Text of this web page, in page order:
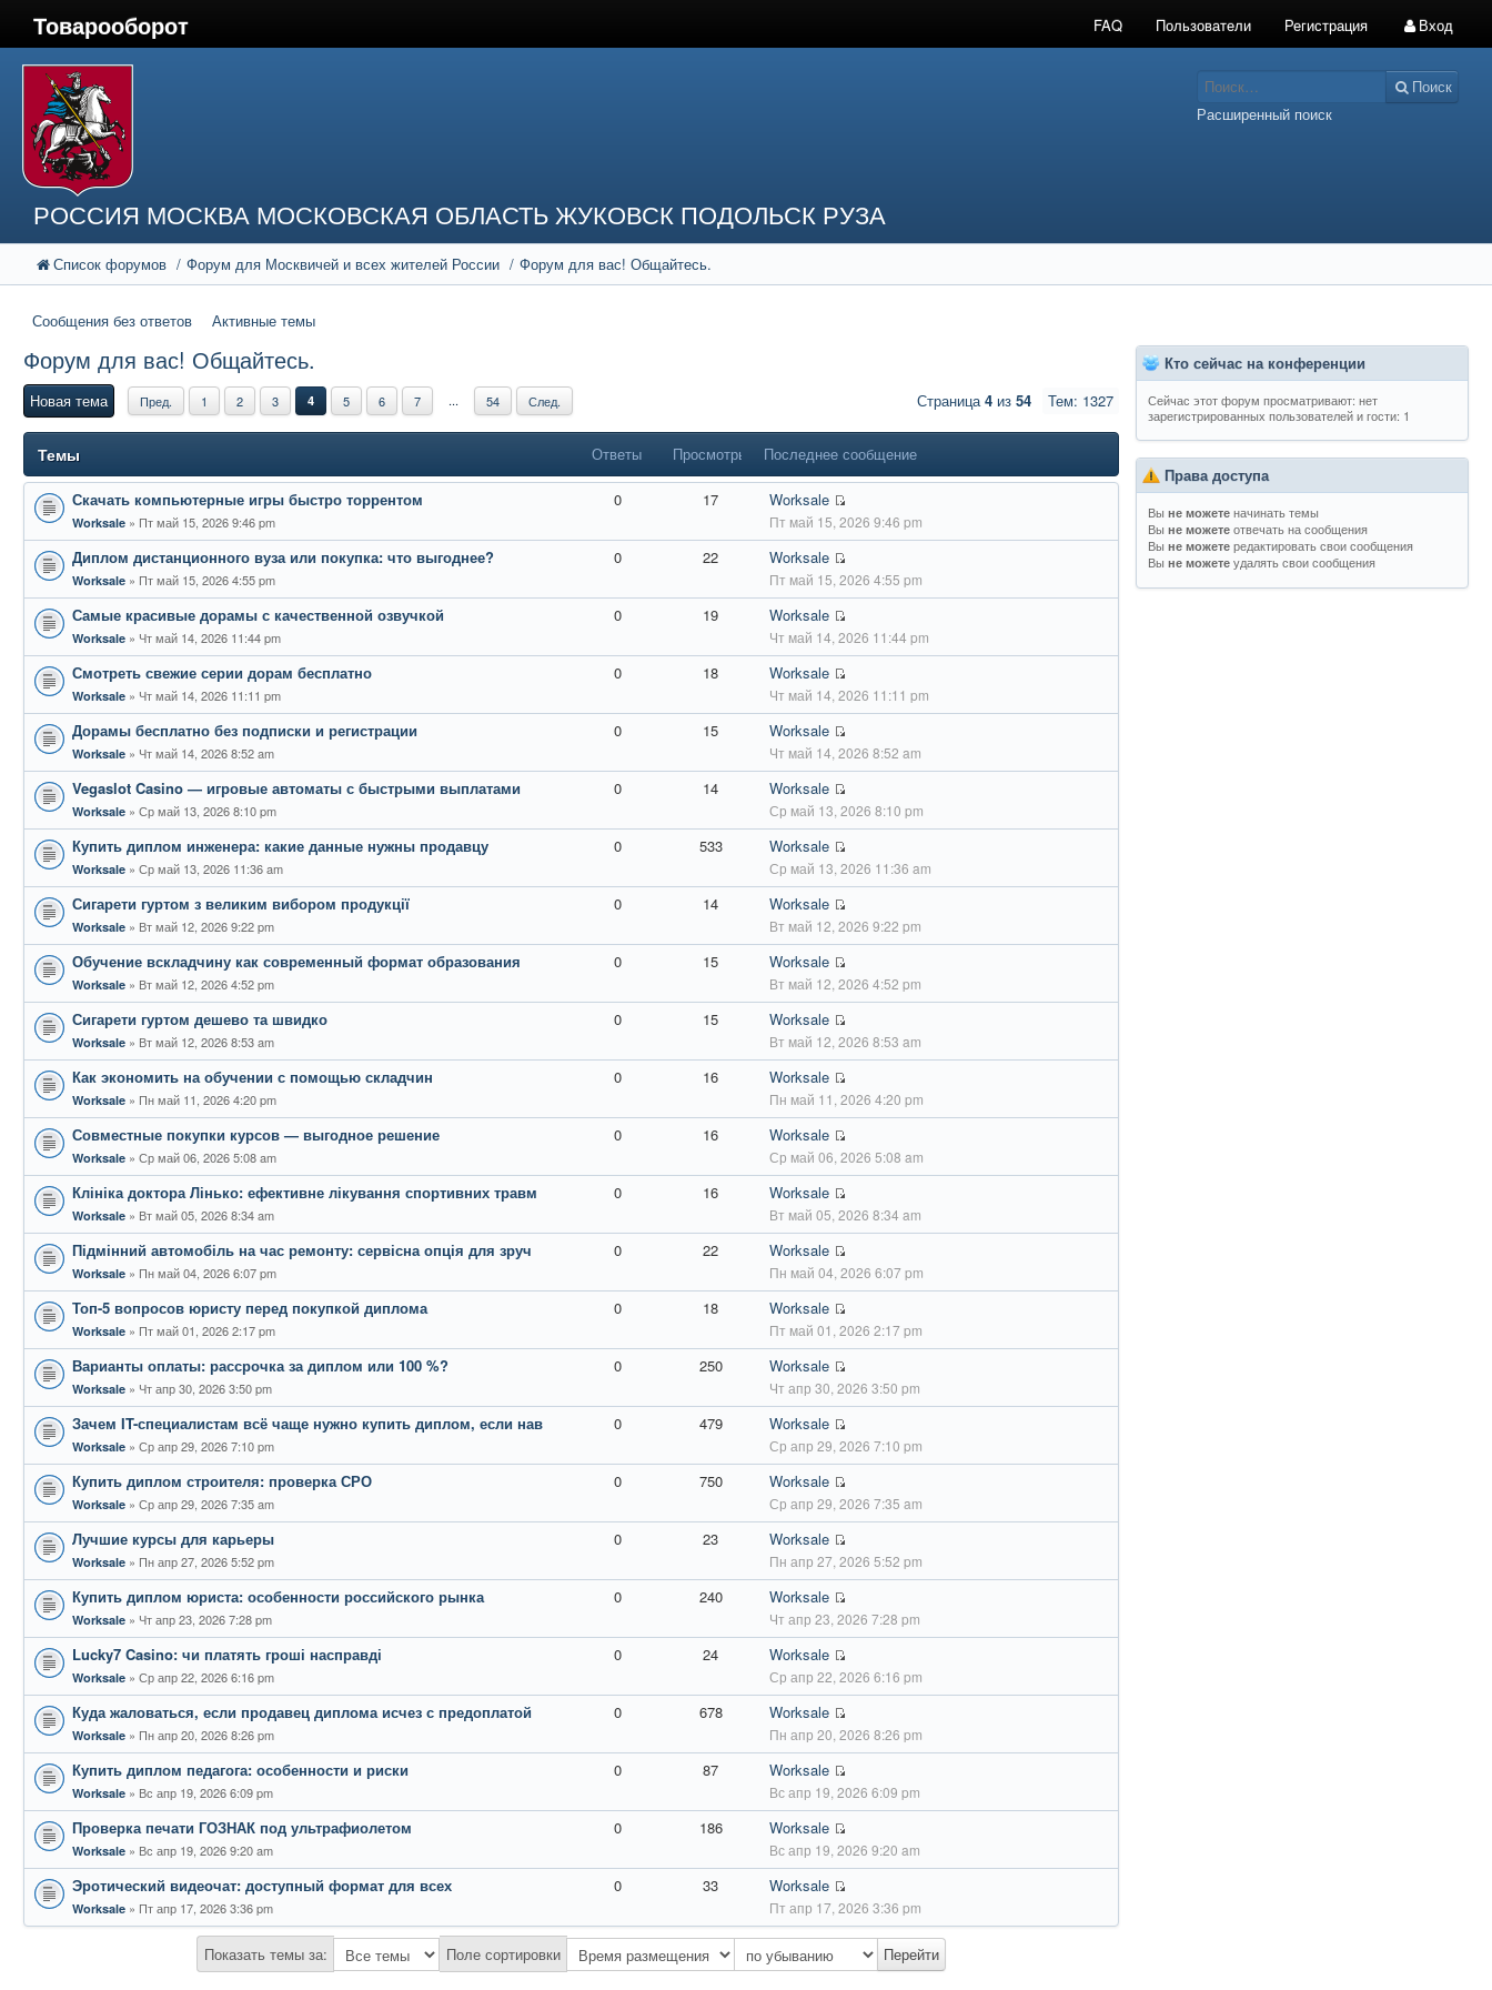
Товарооборот FAQ Пользователи Регистрация Вход
РОССИЯ МОСКВА МОСКОВСКАЯ ОБЛАСТЬ ЖУКОВСК ПОДОЛЬСК РУЗА
Поиск
Расширенный поиск
Список форумов Форум для Москвичей и всех жителей России Форум для вас! Общайтесь.
Сообщения без ответов Активные темы
Форум для вас! Общайтесь.
Новая тема Тем: 1327
Пред. 1 2 3 4 5 6 7 ... 54 След. Страница4 из 54
Темы Ответы Просмотры Последнее сообщение
Скачать компьютерные игры быстро торрентом
Worksale Пт май 15, 2026 9:46 pm
0 17 Worksale
Пт май 15, 2026 9:46 pm
Диплом дистанционного вуза или покупка: что выгоднее?
Worksale Пт май 15, 2026 4:55 pm
0 22 Worksale
Пт май 15, 2026 4:55 pm
Самые красивые дорамы с качественной озвучкой
Worksale Чт май 14, 2026 11:44 pm
0 19 Worksale
Чт май 14, 2026 11:44 pm
Смотреть свежие серии дорам бесплатно
Worksale Чт май 14, 2026 11:11 pm
0 18 Worksale
Чт май 14, 2026 11:11 pm
Дорамы бесплатно без подписки и регистрации
Worksale Чт май 14, 2026 8:52 am
0 15 Worksale
Чт май 14, 2026 8:52 am
Vegaslot Casino — игровые автоматы с быстрыми выплатами
Worksale Ср май 13, 2026 8:10 pm
0 14 Worksale
Ср май 13, 2026 8:10 pm
Купить диплом инженера: какие данные нужны продавцу
Worksale Ср май 13, 2026 11:36 am
0 533 Worksale
Ср май 13, 2026 11:36 am
Сигарети гуртом з великим вибором продукції
Worksale Вт май 12, 2026 9:22 pm
0 14 Worksale
Вт май 12, 2026 9:22 pm
Обучение вскладчину как современный формат образования
Worksale Вт май 12, 2026 4:52 pm
0 15 Worksale
Вт май 12, 2026 4:52 pm
Сигарети гуртом дешево та швидко
Worksale Вт май 12, 2026 8:53 am
0 15 Worksale
Вт май 12, 2026 8:53 am
Как экономить на обучении с помощью складчин
Worksale Пн май 11, 2026 4:20 pm
0 16 Worksale
Пн май 11, 2026 4:20 pm
Совместные покупки курсов — выгодное решение
Worksale Ср май 06, 2026 5:08 am
0 16 Worksale
Ср май 06, 2026 5:08 am
Клініка доктора Лінько: ефективне лікування спортивних травм
Worksale Вт май 05, 2026 8:34 am
0 16 Worksale
Вт май 05, 2026 8:34 am
Підмінний автомобіль на час ремонту: сервісна опція для зруч
Worksale Пн май 04, 2026 6:07 pm
0 22 Worksale
Пн май 04, 2026 6:07 pm
Топ-5 вопросов юристу перед покупкой диплома
Worksale Пт май 01, 2026 2:17 pm
0 18 Worksale
Пт май 01, 2026 2:17 pm
Варианты оплаты: рассрочка за диплом или 100 %?
Worksale Чт апр 30, 2026 3:50 pm
0 250 Worksale
Чт апр 30, 2026 3:50 pm
Зачем IT-специалистам всё чаще нужно купить диплом, если нав
Worksale Ср апр 29, 2026 7:10 pm
0 479 Worksale
Ср апр 29, 2026 7:10 pm
Купить диплом строителя: проверка СРО
Worksale Ср апр 29, 2026 7:35 am
0 750 Worksale
Ср апр 29, 2026 7:35 am
Лучшие курсы для карьеры
Worksale Пн апр 27, 2026 5:52 pm
0 23 Worksale
Пн апр 27, 2026 5:52 pm
Купить диплом юриста: особенности российского рынка
Worksale Чт апр 23, 2026 7:28 pm
0 240 Worksale
Чт апр 23, 2026 7:28 pm
Lucky7 Casino: чи платять гроші насправді
Worksale Ср апр 22, 2026 6:16 pm
0 24 Worksale
Ср апр 22, 2026 6:16 pm
Куда жаловаться, если продавец диплома исчез с предоплатой
Worksale Пн апр 20, 2026 8:26 pm
0 678 Worksale
Пн апр 20, 2026 8:26 pm
Купить диплом педагога: особенности и риски
Worksale Вс апр 19, 2026 6:09 pm
0 87 Worksale
Вс апр 19, 2026 6:09 pm
Проверка печати ГОЗНАК под ультрафиолетом
Worksale Вс апр 19, 2026 9:20 am
0 186 Worksale
Вс апр 19, 2026 9:20 am
Эротический видеочат: доступный формат для всех
Worksale Пт апр 17, 2026 3:36 pm
0 33 Worksale
Пт апр 17, 2026 3:36 pm
Показать темы за: Поле сортировки
Кто сейчас на конференции
Сейчас этот форум просматривают: нет
зарегистрированных пользователей и гости: 1
Права доступа
Вы не можете начинать темы
Вы не можете отвечать на сообщения
Вы не можете редактировать свои сообщения
Вы не можете удалять свои сообщения